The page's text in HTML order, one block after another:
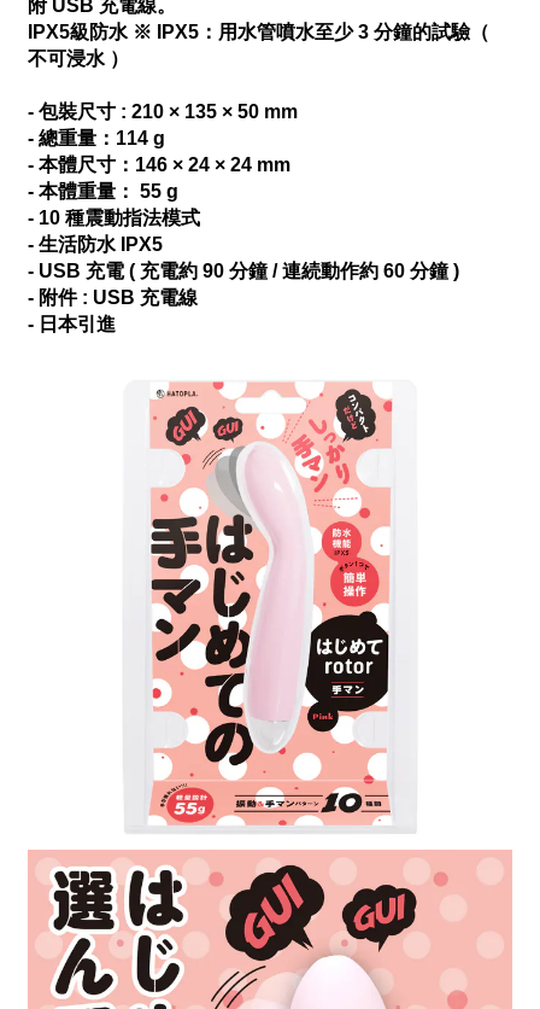
附 USB 充電線。
IPX5級防水 ※ IPX5：用水管噴水至少 3 分鐘的試驗（
不可浸水 ）
- 包裝尺寸 : 210 × 135 × 50 mm
- 總重量：114 g
- 本體尺寸：146 × 24 × 24 mm
- 本體重量： 55 g
- 10 種震動指法模式
- 生活防水 IPX5
- USB 充電 ( 充電約 90 分鐘 / 連続動作約 60 分鐘 )
- 附件 : USB 充電線
- 日本引進